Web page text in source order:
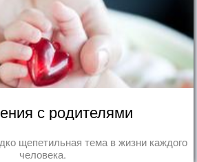
с родителями
щепетильная тема в жизни каждого
человека.